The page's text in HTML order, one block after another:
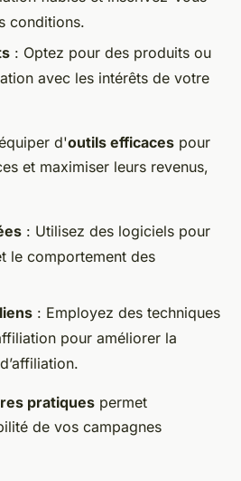
conditions.
: Optez pour des produits ou
avec les intérêts de votre
d'outils efficaces pour
et maximiser leurs revenus,
: Utilisez des logiciels pour
le comportement des
: Employez des techniques
pour améliorer la
pratiques permet
de vos campagnes